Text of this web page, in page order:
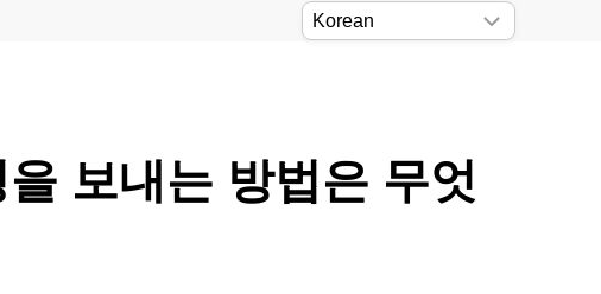
보내는 방법은 무엇